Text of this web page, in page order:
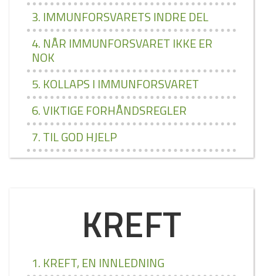
3. IMMUNFORSVARETS INDRE DEL
4. NÅR IMMUNFORSVARET IKKE ER
NOK
5. KOLLAPS I IMMUNFORSVARET
6. VIKTIGE FORHÅNDSREGLER
7. TIL GOD HJELP
KREFT
1. KREFT, EN INNLEDNING